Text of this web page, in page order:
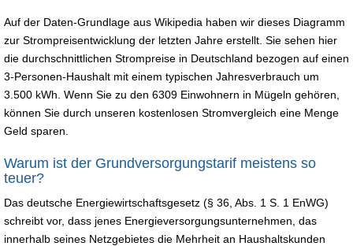
Auf der Daten-Grundlage aus Wikipedia haben wir dieses Diagramm
zur Strompreisentwicklung der letzten Jahre erstellt. Sie sehen hier
die durchschnittlichen Strompreise in Deutschland bezogen auf einen
3-Personen-Haushalt mit einem typischen Jahresverbrauch um
3.500 kWh. Wenn Sie zu den 6309 Einwohnern in Mügeln gehören,
können Sie durch unseren kostenlosen Stromvergleich eine Menge
Geld sparen.
Warum ist der Grundversorgungstarif meistens so
teuer?
Das deutsche Energiewirtschaftsgesetz (§ 36, Abs. 1 S. 1 EnWG)
schreibt vor, dass jenes Energieversorgungsunternehmen, das
innerhalb seines Netzgebietes die Mehrheit an Haushaltskunden